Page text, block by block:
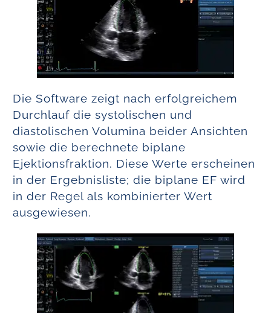
Die Software zeigt nach erfolgreichem
Durchlauf die systolischen und
diastolischen Volumina beider Ansichten
sowie die berechnete biplane
Ejektionsfraktion. Diese Werte erscheinen
in der Ergebnisliste; die biplane EF wird
in der Regel als kombinierter Wert
ausgewiesen.